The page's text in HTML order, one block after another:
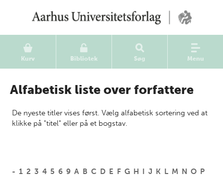
Kurv Bibliotek Søg Menu
Alfabetisk liste over forfattere
De nyeste titler vises først. Vælg alfabetisk sortering ved at
klikke på "titel" eller på et bogstav.
- 1 2 3 4 5 6 9 A B C D E F G H I J K L M N O P